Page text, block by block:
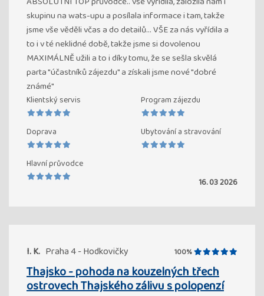
skupinu na wats-upu a posílala informace i tam, takže
jsme vše věděli včas a do detailů... VŠE za nás vyřídila a
to i v té neklidné době, takže jsme si dovolenou
MAXIMÁLNĚ užili a to i díky tomu, že se sešla skvělá
parta "účastníků zájezdu" a získali jsme nové "dobré
známé"
Klientský servis Program zájezdu
Doprava Ubytování a stravování
Hlavní průvodce
16. 03 2026
I. K. Praha 4 - Hodkovičky 100%
Thajsko - pohoda na kouzelných třech
ostrovech Thajského zálivu s polopenzí